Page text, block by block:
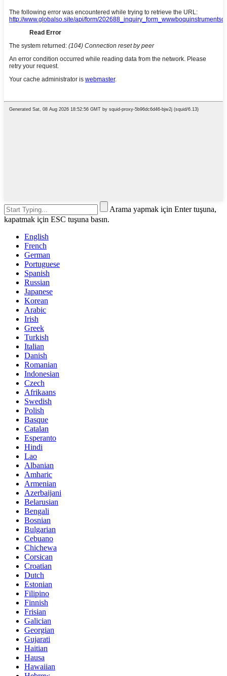
Arama yapmak için Enter tuşuna,
kapatmak için ESC tuşuna basın.
English
French
German
Portuguese
Spanish
Russian
Japanese
Korean
Arabic
Irish
Greek
Turkish
Italian
Danish
Romanian
Indonesian
Czech
Afrikaans
Swedish
Polish
Basque
Catalan
Esperanto
Hindi
Lao
Albanian
Amharic
Armenian
Azerbaijani
Belarusian
Bengali
Bosnian
Bulgarian
Cebuano
Chichewa
Corsican
Croatian
Dutch
Estonian
Filipino
Finnish
Frisian
Galician
Georgian
Gujarati
Haitian
Hausa
Hawaiian